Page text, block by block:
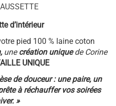
d’intérieur
pied 100 % laine coton
unecréation uniquede Corine
UNIQUE
de douceur : une paire, un
à réchauffer vos soirées
»